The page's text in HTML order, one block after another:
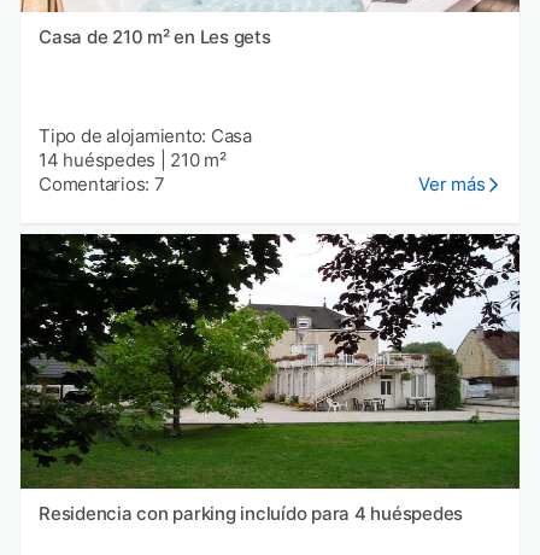
Casa de 210 m² en Les gets
Tipo de alojamiento: Casa
14 huéspedes
210 m²
Comentarios: 7
Ver más
Residencia con parking incluído para 4 huéspedes